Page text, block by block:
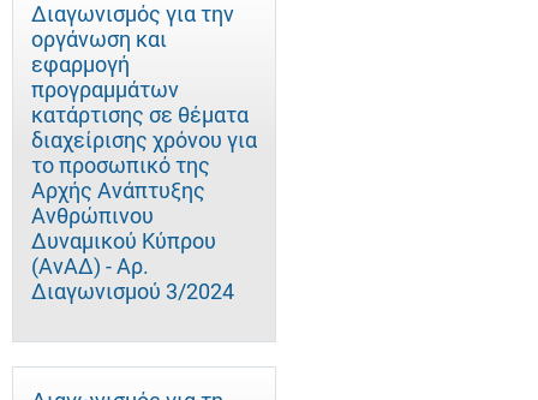
Διαγωνισμός για την
οργάνωση και
εφαρμογή
προγραμμάτων
κατάρτισης σε θέματα
διαχείρισης χρόνου για
το προσωπικό της
Αρχής Ανάπτυξης
Ανθρώπινου
Δυναμικού Κύπρου
(ΑνΑΔ) - Αρ.
Διαγωνισμού 3/2024